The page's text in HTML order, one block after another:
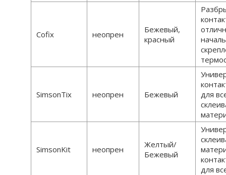
Cofix неопрен
Бежевый,
красный
SimsonTix неопрен Бежевый
для
SimsonKit неопрен
Желтый/
Бежевый
для